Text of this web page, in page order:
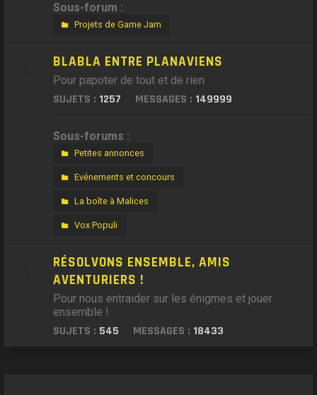
Sous-forum :
Projets de Game Jam
BLABLA ENTRE PLANAVIENS
Pour papoter de tout et de rien
SUJETS : 1257 MESSAGES : 149999
Sous-forums :
Petites annonces
Evénements et concours
La boîte à Malices
Vox Populi
RÉSOLVONS ENSEMBLE, AMIS
AVENTURIERS !
Pour nous entraider sur les énigmes et jouer
ensemble !
SUJETS : 545 MESSAGES : 18433